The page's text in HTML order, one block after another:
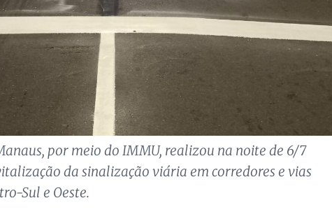
por meio do IMMU, realizou na noite de 6/7
da sinalização viária em corredores e vias
Sul e Oeste.